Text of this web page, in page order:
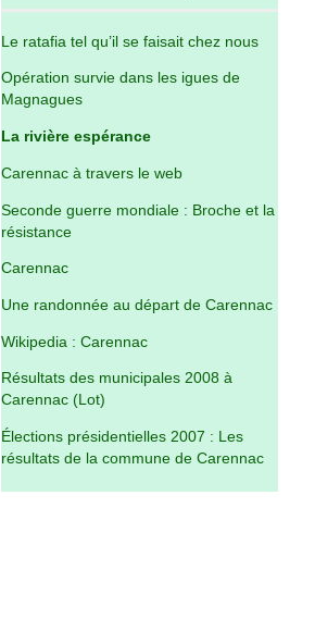
Le ratafia tel qu’il se faisait chez nous
Opération survie dans les igues de
Magnagues
La rivière espérance
Carennac à travers le web
Seconde guerre mondiale : Broche et la
résistance
Carennac
Une randonnée au départ de Carennac
Wikipedia : Carennac
Résultats des municipales 2008 à
Carennac (Lot)
Élections présidentielles 2007 : Les
résultats de la commune de Carennac